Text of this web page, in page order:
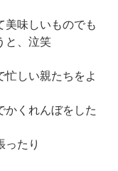
美味しいものでも
と、泣笑
忙しい親たちをよ
かくれんぼをした
ったり